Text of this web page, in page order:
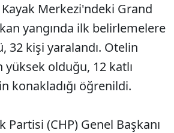
Merkezi'ndeki Grand
yangında ilk belirlemelere
32 kişi yaralandı. Otelin
yüksek olduğu, 12 katlı
konakladığı öğrenildi.
(CHP) Genel Başkanı